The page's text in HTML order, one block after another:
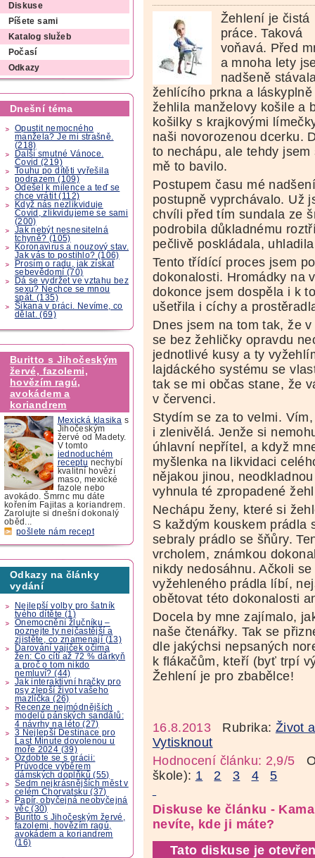
Diskuse
Píšete sami
Katalog služeb
Počasí
Odkazy
Dnešní téma
Opustit nemocného
manžela? Je mi strašně.
(218)
Další smutné Vánoce.
Covid (219)
Touhu po dítěti vyřešila
podrazem (109)
Odešel k milence a teď se
chce vrátit (112)
Když nás nezlikviduje
Covid, zlikvidujeme se sami
(200)
Jak nebýt nesnesitelná
tchyně? (105)
Koronavirus a nouzový stav.
Jak vás to postihlo? (106)
Prosím o radu, jak získat
sebevědomí (70)
Dá se vydržet ve vztahu bez
sexu? Nechce se mnou
spát. (135)
Šikana v práci. Nevíme, co
dělat. (69)
Buritto s Jihočeským
žervé, fazolemi,
hovězím ragú,
avokádem a
koriandrem
Mexická klasika s
Jihočeským
žervé od Madety.
V tomto
jednoduchém
receptu nechybí
kvalitní hovězí
maso, mexické
fazole nebo
avokádo. Šmrnc mu dáte
kořením Fajitas a koriandrem.
Zarolujte si dnešní dokonalý
oběd...
pošlete nám recept
Odkazy na články
vydání
Nejlepší volby pro šatník
tvého dítěte (1)
Onemocnění žlučníku –
poznejte ty nejčastější a
zjistěte, co znamenají (13)
Darování vajíček očima
žen: Co cítí až 72 % dárkyň
a proč o tom nikdo
nemluví? (44)
Jak interaktivní hračky pro
psy zlepší život vašeho
mazlíčka (26)
Recenze nejmódnějších
modelů pánských sandálů:
4 návrhy na léto (27)
3 Nejlepší Destinace pro
Last Minute dovolenou u
moře 2024 (39)
Ozdobte se s grácii:
Průvodce výběrem
dámských doplňků (55)
Sedm nejkrásnějších měst v
celém Chorvatsku (37)
Papír, obyčejná neobyčejná
věc (30)
Buritto s Jihočeským žervé,
fazolemi, hovězím ragú,
avokádem a koriandrem
(16)
Žehlení je čistá
práce. Taková
voňavá. Před
a mnoha lety
nadšeně
žehlícího prkna a láskyplně
žehlila manželovy košile a
košilky s krajkovými
naši novorozenou dcerku.
to nechápu, ale tehdy
mě to bavilo.
Postupem času mé
postupně vyprchávalo. Už
chvíli před tím sundala ze
podrobila důkladnému
pečlivě poskládala,
Tento třídící proces jsem
dokonalosti. Hromádky na
dokonce jsem dospěla i k
ušetřila i cíchy a
Dnes jsem na tom tak, že
se bez žehličky opravdu
jednotlivé kusy a ty
lajdáckého systému se
tak se mi občas stane, že
v červenci.
Stydím se za to velmi.
i zlenivělá. Jenže si
úhlavní nepřítel, a když
myšlenka na likvidaci
nějakou jinou,
vyhnula té zpropadené
Nechápu ženy, které si
S každým kouskem prádla
sebraly prádlo se šňůry.
vrcholem, známkou
nikdy nedosáhnu. Ačkoli
vyžehleného prádla líbí,
obětovat této dokonalosti
Docela by mne zajímalo,
naše čtenářky. Tak se
dle jakýchsi nepsaných
k flákačům, kteří (byť trpí
Žehlení je pro zbabělce!
16.8.2013 Rubrika: Život
Vytisknout
Hodnocení článku: 2,9/5
škole): 1 2 3 4 5
Diskuse ke článku -
nevíte, kde ji máte?
Tato diskuse je